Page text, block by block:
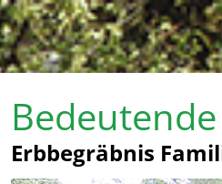
Erbbegräbnis